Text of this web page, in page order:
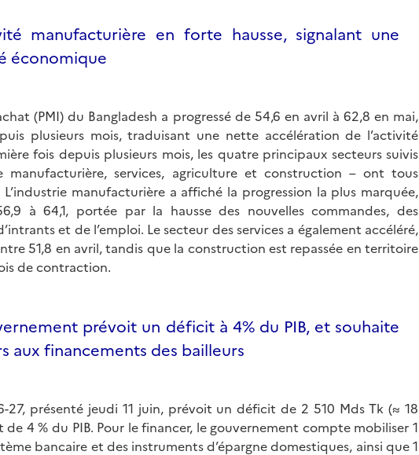
manufacturière en forte hausse, signalant une
économique
(PMI) du Bangladesh a progressé de 54,6 en avril à 62,8 en mai,
plusieurs mois, traduisant une nette accélération de l’activité
fois depuis plusieurs mois, les quatre principaux secteurs suivis
manufacturière, services, agriculture et construction – ont tous
manufacturière a affiché la progression la plus marquée,
à 64,1, portée par la hausse des nouvelles commandes, des
et de l’emploi. Le secteur des services a également accéléré,
51,8 en avril, tandis que la construction est repassée en territoire
de contraction.
prévoit un déficit à 4% du PIB, et souhaite
aux financements des bailleurs
présenté jeudi 11 juin, prévoit un déficit de 2 510 Mds Tk (≈ 18
de 4 % du PIB. Pour le financer, le gouvernement compte mobiliser 1
bancaire et des instruments d’épargne domestiques, ainsi que 1